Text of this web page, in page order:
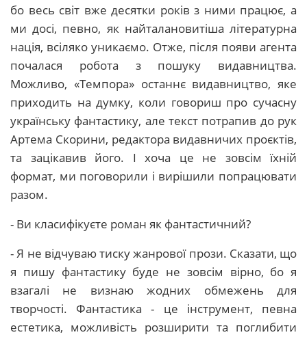
бо весь світ вже десятки років з ними працює, а
ми досі, певно, як найталановитіша літературна
нація, всіляко уникаємо. Отже, після появи агента
почалася робота з пошуку видавництва.
Можливо, «Темпора» останнє видавництво, яке
приходить на думку, коли говориш про сучасну
українську фантастику, але текст потрапив до рук
Артема Скорини, редактора видавничих проєктів,
та зацікавив його. І хоча це не зовсім їхній
формат, ми поговорили і вирішили попрацювати
разом.
- Ви класифікуєте роман як фантастичний?
- Я не відчуваю тиску жанрової прози. Сказати, що
я пишу фантастику буде не зовсім вірно, бо я
взагалі не визнаю жодних обмежень для
творчості. Фантастика - це інструмент, певна
естетика, можливість розширити та поглибити